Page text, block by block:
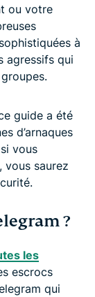
ou votre
à
agressifs qui
guide a été
d’arnaques
vous
vous saurez
?
les
escrocs
qui